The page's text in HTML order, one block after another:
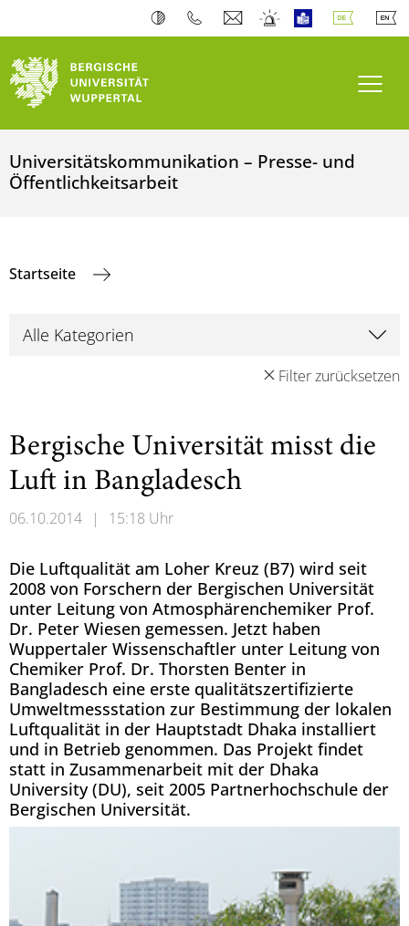
Universitätskommunikation – Presse- und
Öffentlichkeitsarbeit
Startseite
Filter zurücksetzen
Bergische Universität misst die
Luft in Bangladesch
06.10.2014 | 15:18 Uhr
Die Luftqualität am Loher Kreuz (B7) wird seit
2008 von Forschern der Bergischen Universität
unter Leitung von Atmosphärenchemiker Prof.
Dr. Peter Wiesen gemessen. Jetzt haben
Wuppertaler Wissenschaftler unter Leitung von
Chemiker Prof. Dr. Thorsten Benter in
Bangladesch eine erste qualitätszertifizierte
Umweltmessstation zur Bestimmung der lokalen
Luftqualität in der Hauptstadt Dhaka installiert
und in Betrieb genommen. Das Projekt findet
statt in Zusammenarbeit mit der Dhaka
University (DU), seit 2005 Partnerhochschule der
Bergischen Universität.